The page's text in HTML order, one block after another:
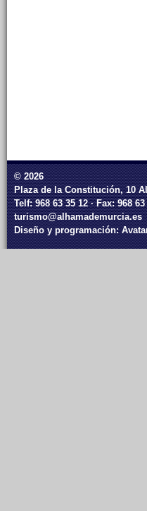
© 2026
Plaza de la Constitución, 10
Telf: 968 63 35 12 · Fax: 968
turismo@alhamademurcia.es
Diseño y programación: